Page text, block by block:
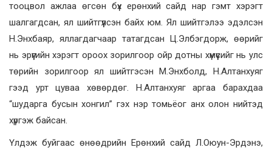
тооцвол ажлаа өгсөн бүх ерөнхий сайд нар гэмт хэрэгт
шалгагдсан, ял шийтгүүлсэн байх юм. Ял шийтгэлээ эдэлсэн
Н.Энхбаяр, яллагдагчаар татагдсан Ц.Элбэгдорж, өөрийг
нь эрүүгийн хэрэгт ороох зорилгоор ойр дотны хүмүүсийг нь улс
төрийн зорилгоор ял шийтгэсэн М.Энхболд, Н.Алтанхуяг
гээд урт цуваа хөвөрдөг. Н.Алтанхуяг аргаа барахдаа
“шударга бусын хонгил” гэх нэр томьёог анх олон нийтэд
хүргэж байсан.
Үлдэж буйгаас өнөөдрийн Ерөнхий сайд Л.Оюун-Эрдэнэ,